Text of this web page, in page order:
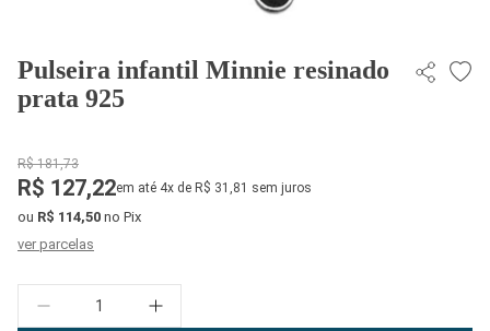
Pulseira infantil Minnie resinado
prata 925
R$ 181,73
R$ 127,22em até 4x de R$ 31,81 sem juros
ou R$ 114,50 no Pix
ver parcelas
Quantidade